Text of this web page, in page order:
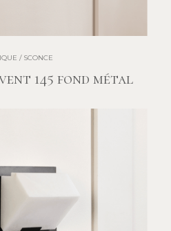
/ SCONCE
145 fond métal